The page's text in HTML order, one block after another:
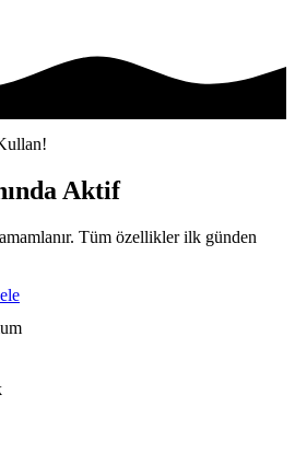
Aktif
Tüm özellikler ilk günden